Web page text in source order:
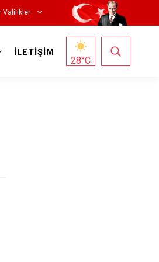
Valilikler
İLETİŞİM
28°C